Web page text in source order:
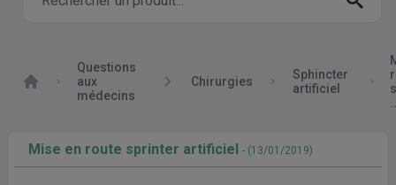
Accueil
Questions
aux
médecins
Chirurgies
Sphincter
artificiel
Mise en route sprinter artificiel - (13/01/2019)